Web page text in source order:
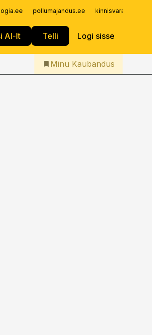
pollumajandus.ee
AI-lt Telli Logi sisse
Iseteenindus
Telli Kaubandus
Minu Kaubandus